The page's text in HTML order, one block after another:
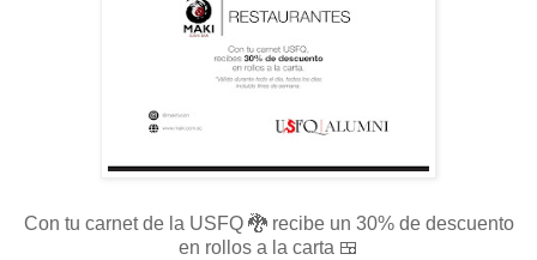
Con tu carnet de la USFQ 🐉 recibe un 30% de descuento
en rollos a la carta 🍱